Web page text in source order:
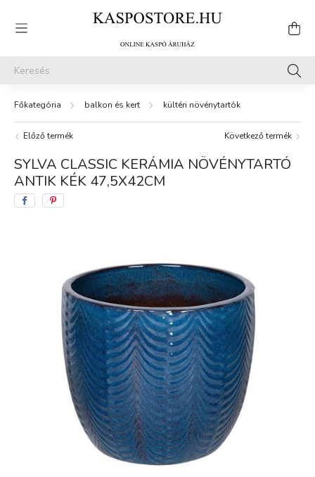
balkon és kert kültéri növénytartók
Előző termék Következő termék
SYLVA CLASSIC KERÁMIA NÖVÉNYTARTÓ
ANTIK KÉK 47,5X42CM